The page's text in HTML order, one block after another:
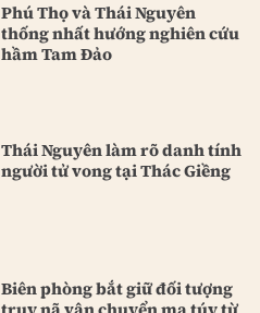
Phú Thọ và Thái Nguyên
thống nhất hướng nghiên cứu
hầm Tam Đảo
Thái Nguyên làm rõ danh tính
người tử vong tại Thác Giềng
Biên phòng bắt giữ đối tượng